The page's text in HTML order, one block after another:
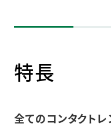
特長
全てのコンタクト